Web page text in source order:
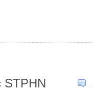
…
STPHN